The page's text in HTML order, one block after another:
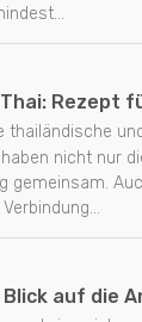
Rezept
thailändische
nicht nur
gemeinsam.
auf die